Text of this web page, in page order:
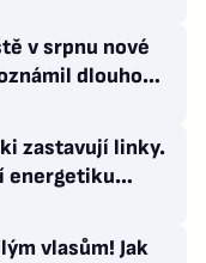
v srpnu nové
dlouho
zastavují linky.
energetiku
vlasům! Jak